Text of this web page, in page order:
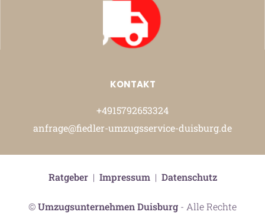
KONTAKT
+4915792653324
anfrage@fiedler-umzugsservice-duisburg.de
©Umzugsunternehmen Duisburg - Alle Rechte
Ratgeber| Impressum| Datenschutz